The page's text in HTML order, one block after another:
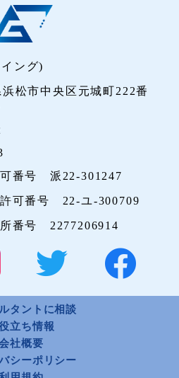
ング)
松市中央区元城町222番
番号 派22-301247
可番号 22-ユ-300709
番号 2277206914
タントに相談
立ち情報
社概要
シーポリシー